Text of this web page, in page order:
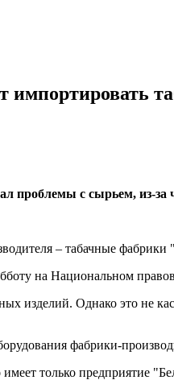
импортировать
проблемы с сырьем, из-
– табачные
на Национальном
изделий. Однако это не
фабрики-
только предприятие